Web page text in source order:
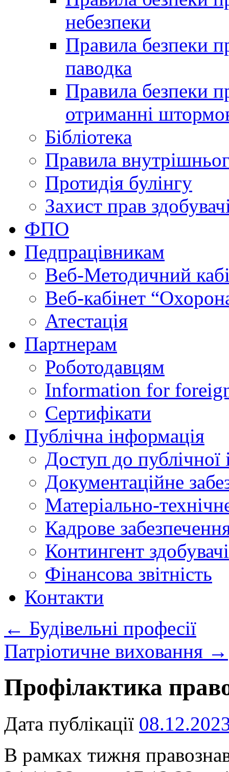
небезпеки
Правила безпеки
паводка
Правила безпеки
отриманні
Бібліотека
Правила
Протидія булінгу
Захист прав
ФПО
Педпрацівникам
Веб-Методичний
Веб-кабінет
Атестація
Партнерам
Роботодавцям
Information for
Сертифікати
Публічна інформація
Доступ до публічної
Документаційне
Матеріально-
Кадрове
Контингент
Фінансова звітність
Контакти
← Будівельні професії
Патріотичне виховання →
Профілактика
Дата публікації
В рамках тижня